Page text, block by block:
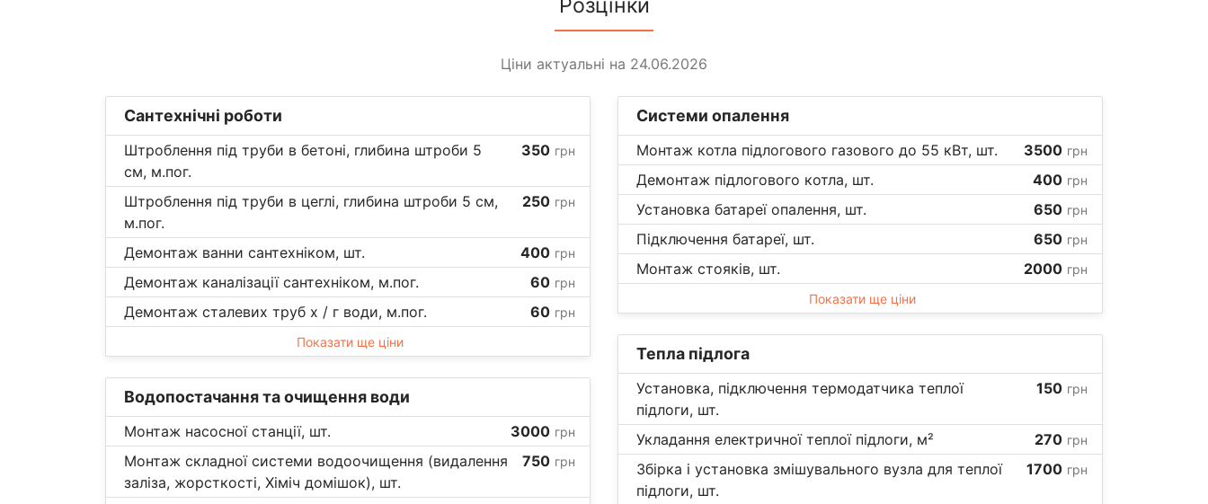
Розцінки
Ціни актуальні на 24.06.2026
Сантехнічні роботи
Штроблення під труби в бетоні, глибина штроби 5
см, м.пог.
350 грн
Штроблення під труби в цеглі, глибина штроби 5 см,
м.пог.
250 грн
Демонтаж ванни сантехніком, шт. 400 грн
Демонтаж каналізації сантехніком, м.пог. 60 грн
Демонтаж сталевих труб х / г води, м.пог. 60 грн
Показати ще ціни
Водопостачання та очищення води
Монтаж насосної станції, шт. 3000 грн
Монтаж складної системи водоочищення (видалення
заліза, жорсткості, Хіміч домішок), шт.
750 грн
Системи опалення
Монтаж котла підлогового газового до 55 кВт, шт. 3500 грн
Демонтаж підлогового котла, шт. 400 грн
Установка батареї опалення, шт. 650 грн
Підключення батареї, шт. 650 грн
Монтаж стояків, шт. 2000 грн
Показати ще ціни
Тепла підлога
Установка, підключення термодатчика теплої
підлоги, шт.
150 грн
Укладання електричної теплої підлоги, м² 270 грн
Збірка і установка змішувального вузла для теплої
підлоги, шт.
1700 грн